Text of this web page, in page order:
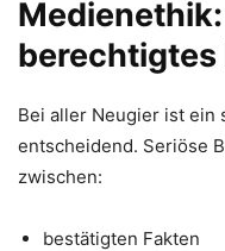
berechtigtes
Bei aller Neugier ist ein
entscheidend. Seriöse
zwischen:
bestätigten Fakten